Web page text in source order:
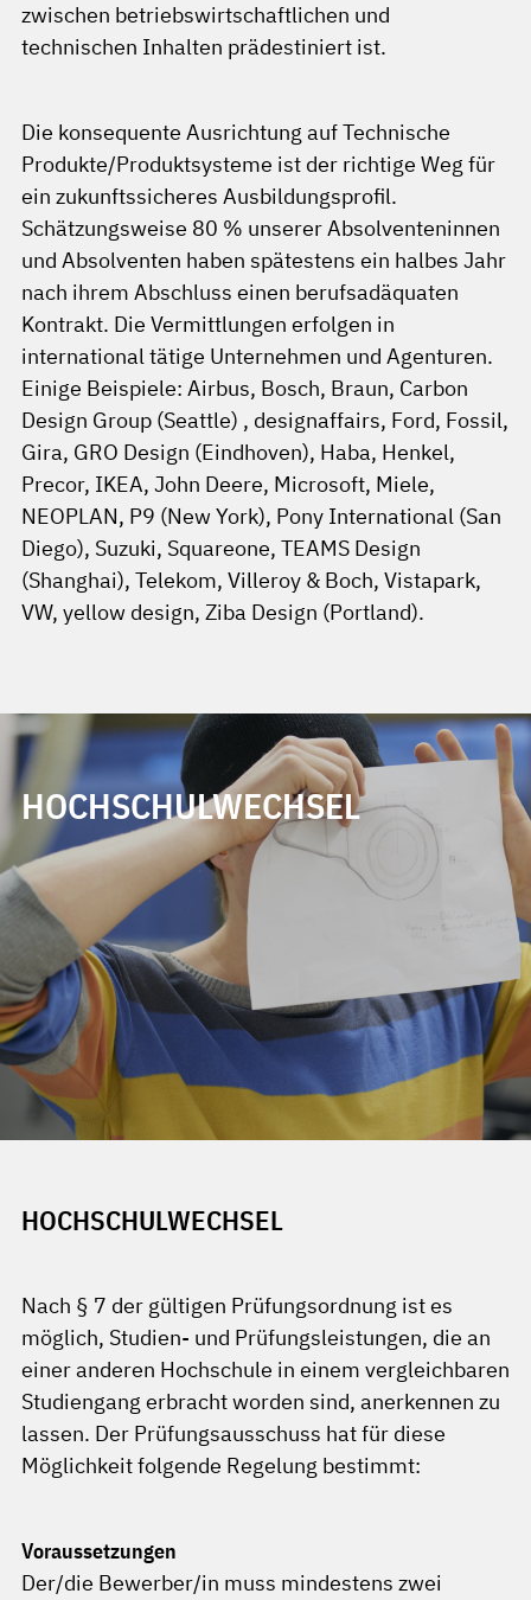
zwischen betriebswirtschaftlichen und
technischen Inhalten prädestiniert ist.
Die konsequente Ausrichtung auf Technische
Produkte/Produktsysteme ist der richtige Weg für
ein zukunftssicheres Ausbildungsprofil.
Schätzungsweise 80 % unserer Absolventeninnen
und Absolventen haben spätestens ein halbes Jahr
nach ihrem Abschluss einen berufsadäquaten
Kontrakt. Die Vermittlungen erfolgen in
international tätige Unternehmen und Agenturen.
Einige Beispiele: Airbus, Bosch, Braun, Carbon
Design Group (Seattle) , designaffairs, Ford, Fossil,
Gira, GRO Design (Eindhoven), Haba, Henkel,
Precor, IKEA, John Deere, Microsoft, Miele,
NEOPLAN, P9 (New York), Pony International (San
Diego), Suzuki, Squareone, TEAMS Design
(Shanghai), Telekom, Villeroy & Boch, Vistapark,
VW, yellow design, Ziba Design (Portland).
HOCHSCHULWECHSEL
HOCHSCHULWECHSEL
Nach § 7 der gültigen Prüfungsordnung ist es
möglich, Studien- und Prüfungsleistungen, die an
einer anderen Hochschule in einem vergleichbaren
Studiengang erbracht worden sind, anerkennen zu
lassen. Der Prüfungsausschuss hat für diese
Möglichkeit folgende Regelung bestimmt:
Voraussetzungen
Der/die Bewerber/in muss mindestens zwei